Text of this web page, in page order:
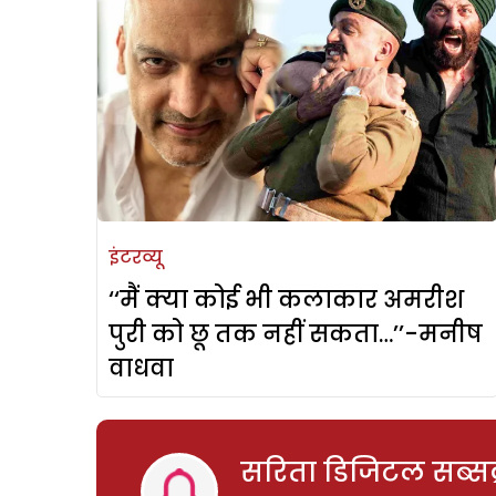
इंटरव्यू
‘‘मैं क्या कोई भी कलाकार अमरीश
पुरी को छू तक नहीं सकता…’’-मनीष
वाधवा
सरिता डिजिटल